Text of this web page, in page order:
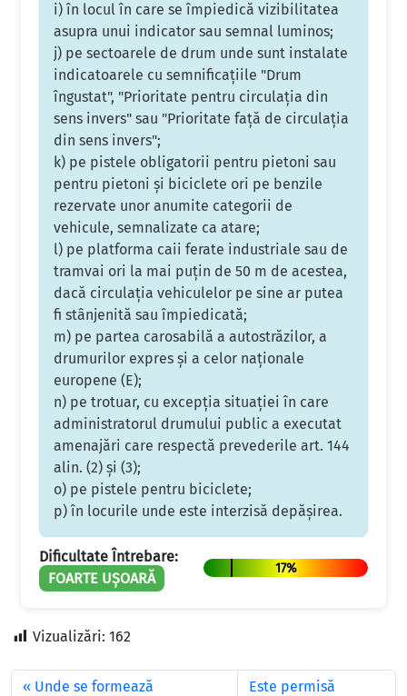
i) în locul în care se împiedică vizibilitatea
asupra unui indicator sau semnal luminos;
j) pe sectoarele de drum unde sunt instalate
indicatoarele cu semnificaţiile "Drum
îngustat", "Prioritate pentru circulaţia din
sens invers" sau "Prioritate faţă de circulaţia
din sens invers";
k) pe pistele obligatorii pentru pietoni sau
pentru pietoni şi biciclete ori pe benzile
rezervate unor anumite categorii de
vehicule, semnalizate ca atare;
l) pe platforma caii ferate industriale sau de
tramvai ori la mai puţin de 50 m de acestea,
dacă circulaţia vehiculelor pe sine ar putea
fi stânjenită sau împiedicată;
m) pe partea carosabilă a autostrăzilor, a
drumurilor expres şi a celor naţionale
europene (E);
n) pe trotuar, cu excepţia situaţiei în care
administratorul drumului public a executat
amenajări care respectă prevederile art. 144
alin. (2) şi (3);
o) pe pistele pentru biciclete;
p) în locurile unde este interzisă depăşirea.
Dificultate Întrebare:
FOARTE UȘOARĂ
17%
Vizualizări: 162
Unde se formează
Este permisă